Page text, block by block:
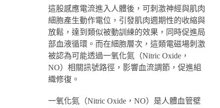
這股感應電流進入人體後，可刺激神經與肌肉
細胞產生動作電位，引發肌肉週期性的收縮與
放鬆，達到類似被動訓練的效果，同時促進局
部血液循環。而在細胞層次，這類電磁場刺激
被認為可能透過一氧化氮（Nitric Oxide，
NO）相關訊號路徑，影響血流調節，促進組
織修復。
一氧化氮（Nitric Oxide，NO）是人體血管壁